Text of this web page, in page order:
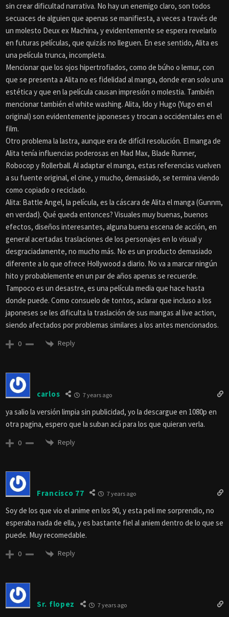
sin crear dificultad narrativa. No hay un enemigo claro, son todos
secuaces de alguien que apenas se manifiesta, a veces a través de
un molesto Deux ex Machina, y evidentemente se espera revelarlo
en futuras películas, que quizás no lleguen. En ese sentido, Alita es
una película trunca, incompleta.
Mencionar que los ojos hipertrofiados, como de búho o lemur, con
que se presenta a Alita no es fidelidad al manga, donde eran solo una
estética y que en la película causan impresión o molestia. También
mencionar también el white washing. Alita, Ido y Hugo (Yugo en el
original) son evidentemente japoneses y trocan a occidentales en el
film.
Otro problema la lastra, aunque era de difícil resolución. El manga de
Alita tenía influencias poderosas en Mad Max, Blade Runner,
Robocop y Rollerball. Al adaptar el manga, estas referencias vuelven
a su fuente original, el cine, y mucho, demasiado, se termina viendo
como copiado o reciclado.
Alita: Battle Angel, la película, es la cáscara de Alita el manga (Gunnm,
en verdad). Qué queda entonces? Visuales muy buenas, buenos
efectos, diseños interesantes, alguna buena escena de acción, en
general acertadas traslaciones de los personajes en lo visual y
desgraciadamente, no mucho más. No es un producto demasiado
diferente a lo que ofrece Hollywood a diario. No va a marcar ningún
hito y probablemente en un par de años apenas se recuerde.
Tampoco es un desastre, es una película media que hace hasta
donde puede. Como consuelo de tontos, aclarar que incluso a los
japoneses se les dificulta la traslación de sus mangas al live action,
siendo afectados por problemas similares a los antes mencionados.
0 Reply
carlos 7 years ago
ya salio la versión limpia sin publicidad, yo la descargue en 1080p en
otra pagina, espero que la suban acá para los que quieran verla.
0 Reply
Francisco 77 7 years ago
Soy de los que vio el anime en los 90, y esta peli me sorprendio, no
esperaba nada de ella, y es bastante fiel al aniem dentro de lo que se
puede. Muy recomedable.
0 Reply
Sr. flopez 7 years ago